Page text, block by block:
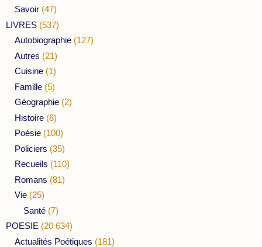
Savoir (47)
LIVRES (537)
Autobiographie (127)
Autres (21)
Cuisine (1)
Famille (5)
Géographie (2)
Histoire (8)
Poésie (100)
Policiers (35)
Recueils (110)
Romans (81)
Vie (25)
Santé (7)
POESIE (20 634)
Actualités Poétiques (181)